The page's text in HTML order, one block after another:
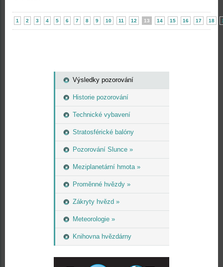
Výsledky pozorování
Historie pozorování
Technické vybavení
Stratosférické balóny
Pozorování Slunce »
Meziplanetární hmota »
Proměnné hvězdy »
Zákryty hvězd »
Meteorologie »
Knihovna hvězdárny
1 2 3 4 5 6 7 8 9 10 11 12 13 14 15 16 17 18